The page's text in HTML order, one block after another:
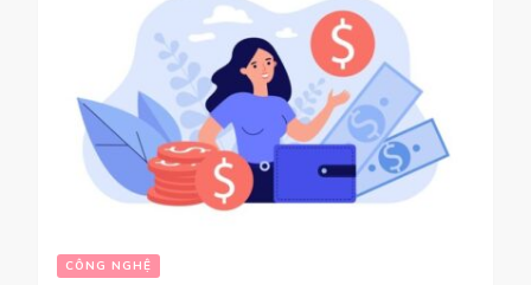
CÔNG NGHỆ